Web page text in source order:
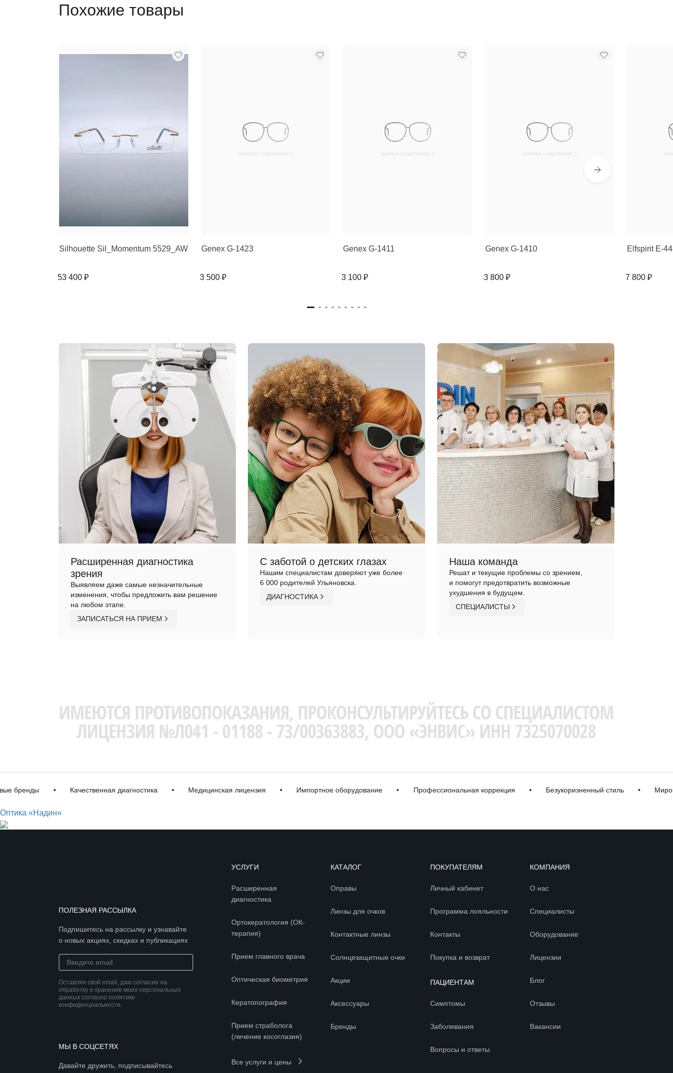
Похожие товары
Silhouette Sil_Momentum 5529_AW
53 400 ₽
Genex G-1423
3 500 ₽
Genex G-1411
3 100 ₽
Genex G-1410
3 800 ₽
Elfspirit E-
7 800 ₽
Расширенная диагностика
зрения
Выявляем даже самые незначительные
изменения, чтобы предложить вам решение
на любом этапе.
ЗАПИСАТЬСЯ НА ПРИЕМ
С заботой о детских глазах
Нашим специалистам доверяют уже более
6 000 родителей Ульяновска.
ДИАГНОСТИКА
Наша команда
Решат и текущие проблемы со зрением,
и помогут предотвратить возможные
ухудшения в будущем.
СПЕЦИАЛИСТЫ
• Качественная диагностика • Медицинская лицензия • Импортное оборудование • Профессиональная коррекция • Безукоризненный стиль • Мировые
Оптика «Надин»
ПОЛЕЗНАЯ РАССЫЛКА
Подпишитесь на рассылку и узнавайте
о новых акциях, скидках и публикациях
Оставляя свой email, даю согласие на
обработку и хранение моих персональных
данных согласно политике
конфиденциальности.
МЫ В СОЦСЕТЯХ
Давайте дружить, подписывайтесь
УСЛУГИ
Расширенная
диагностика
Ортокератология (ОК-
терапия)
Прием главного врача
Оптическая биометрия
Кератопография
Прием страболога
(лечение косоглазия)
Все услуги и цены
КАТАЛОГ
Оправы
Линзы для очков
Контактные линзы
Солнцезащитные очки
Акции
Аксессуары
Бренды
ПОКУПАТЕЛЯМ
Личный кабинет
Программа лояльности
Контакты
Покупка и возврат
ПАЦИЕНТАМ
Симптомы
Заболевания
Вопросы и ответы
КОМПАНИЯ
О нас
Специалисты
Оборудование
Лицензии
Блог
Отзывы
Вакансии